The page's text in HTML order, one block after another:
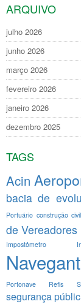
ARQUIVO
julho 2026
junho 2026
março 2026
fevereiro 2026
janeiro 2026
dezembro 2025
TAGS
Acin
bacia de
Portuário construção civil
de Vereadores
Impostômetro
Portonave
Refis
segurança